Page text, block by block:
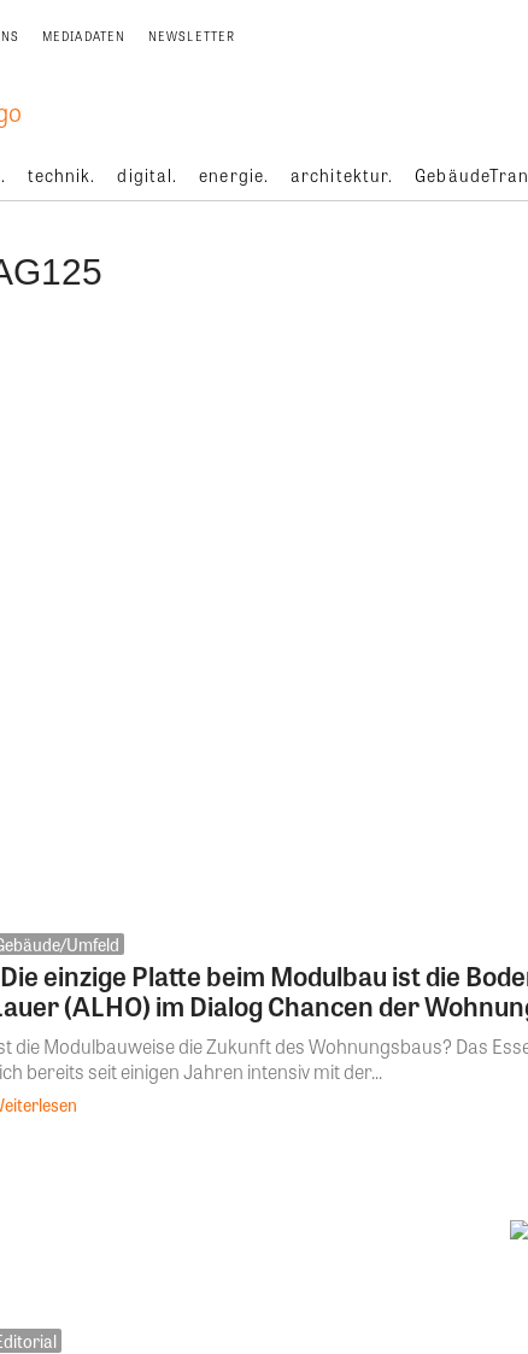
MEDIADATEN NEWSLETTER
technik. digital. energie. architektur.
Umfeld
einzige Platte beim Modulbau ist die
(ALHO) im Dialog Chancen der
die Modulbauweise die Zukunft des Wohnungsbaus? Das
bereits seit einigen Jahren intensiv mit der...